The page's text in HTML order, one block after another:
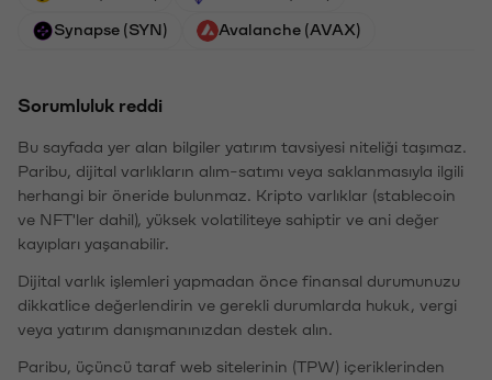
Synapse (SYN) Avalanche (AVAX)
Sorumluluk reddi
Bu sayfada yer alan bilgiler yatırım tavsiyesi niteliği taşımaz.
Paribu, dijital varlıkların alım-satımı veya saklanmasıyla ilgili
herhangi bir öneride bulunmaz. Kripto varlıklar (stablecoin
ve NFT'ler dahil), yüksek volatiliteye sahiptir ve ani değer
kayıpları yaşanabilir.
Dijital varlık işlemleri yapmadan önce finansal durumunuzu
dikkatlice değerlendirin ve gerekli durumlarda hukuk, vergi
veya yatırım danışmanınızdan destek alın.
Paribu, üçüncü taraf web sitelerinin (TPW) içeriklerinden